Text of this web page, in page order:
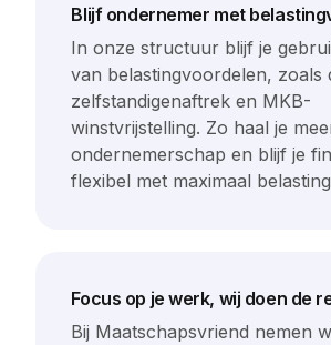
Blijf ondernemer met
In onze structuur blijf je
van belastingvoordelen, zoals
zelfstandigenaftrek en MKB-
winstvrijstelling. Zo haal je
ondernemerschap en blijf je
flexibel met maximaal
Focus op je werk, wij doen de
Bij Maatschapsvriend nemen